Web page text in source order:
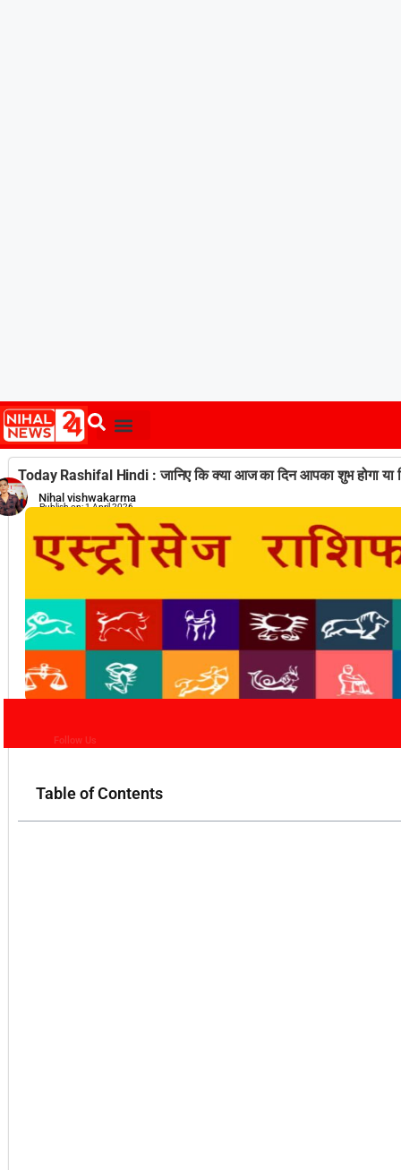
Today Rashifal Hindi : जानिए कि क्या आज का दिन आपका शुभ होगा या
Nihal vishwakarma
Publish on:1 April 2026
Follow Us
Table of Contents